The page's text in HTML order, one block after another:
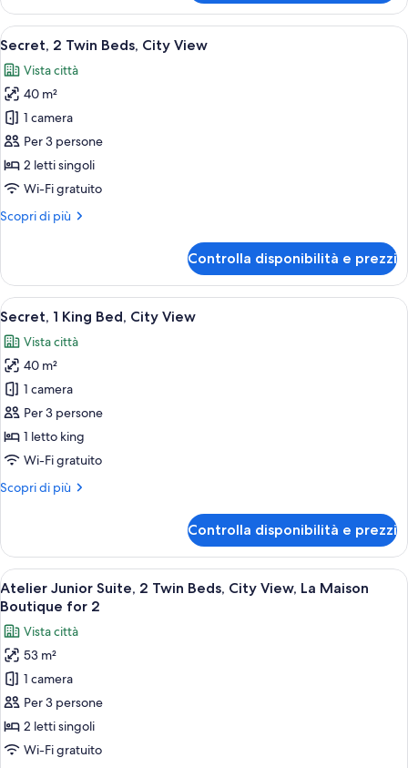
1
King
Bed,
View
Apri
tutte
le
foto
per
Secret,
2
Twin
City
Una camera d'albergo con un letto
10
Secret, 2 Twin Beds, City View
Vista città
40 m²
1 camera
Per 3 persone
2 letti singoli
Wi-Fi gratuito
Scopri di più
Altri
2
Twin
Beds,
View
Controlla disponibilità e prezzi
Apri
tutte
le
foto
per
Secret,
1
King
City
Una camera d'albergo elegante con
11
Secret, 1 King Bed, City View
Vista città
40 m²
1 camera
Per 3 persone
1 letto king
Wi-Fi gratuito
Scopri di più
Altri
1
King
Bed,
City
Controlla disponibilità e prezzi
Apri
tutte
le
foto
per
Atelier
Junior
Suite,
2
Camera d'albergo con due letti,
15
Atelier Junior Suite, 2 Twin Beds, City View, La Maison
Boutique for 2
Vista città
53 m²
1 camera
Per 3 persone
2 letti singoli
Wi-Fi gratuito